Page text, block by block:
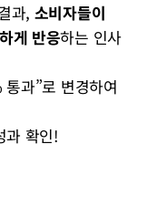
과, 소비자들이
게 반응하는 인사
과”로 변경하여
과 확인!